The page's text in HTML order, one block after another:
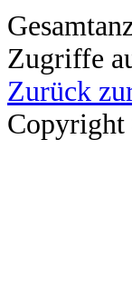
Zugriffe
Zurück
Copyright